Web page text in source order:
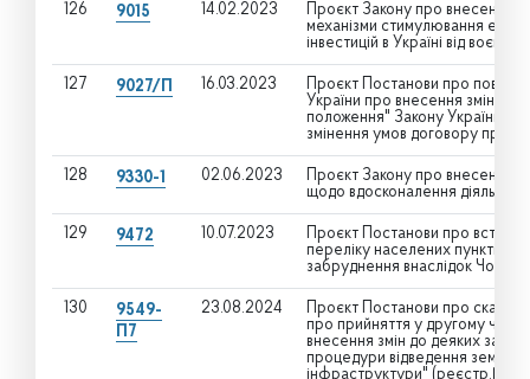
126 9015 14.02.2023
Проєкт Закону про внесення
механізми стимулювання
інвестицій в Україні від воєнних
127 9027/П 16.03.2023
Проєкт Постанови про
України про внесення зміни до
положення" Закону України
змінення умов договору про
128 9330-1 02.06.2023
Проєкт Закону про внесення
щодо вдосконалення
129 9472 10.07.2023
Проєкт Постанови про
переліку населених пунктів,
забруднення внаслідок
130
9549-
П7
23.08.2024
Проєкт Постанови про
про прийняття у другому
внесення змін до деяких
процедури відведення
інфраструктури"